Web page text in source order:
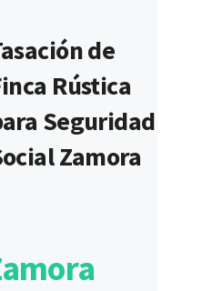
de
Rústica
Seguridad
Zamora